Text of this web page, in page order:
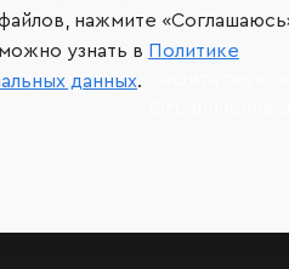
Ограничение
нажмите
узнать в Политике
данных.